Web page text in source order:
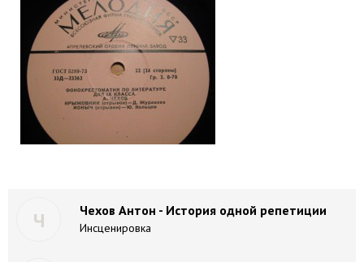
Ч Чехов Антон - История одной репетиции
Инсценировка